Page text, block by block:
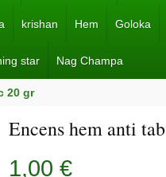
krishan Hem Goloka
star Nag Champa
20 gr
Encens hem anti
1,00 €